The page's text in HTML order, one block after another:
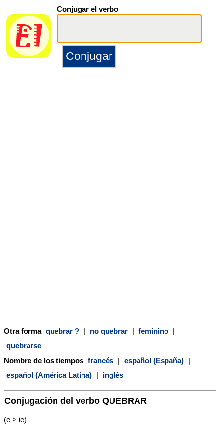
Conjugar el verbo
Otra forma quebrar ? | no quebrar | feminino |
quebrarse
Nombre de los tiempos francés | español (España) |
español (América Latina) | inglés
Conjugación del verbo QUEBRAR
(e > ie)